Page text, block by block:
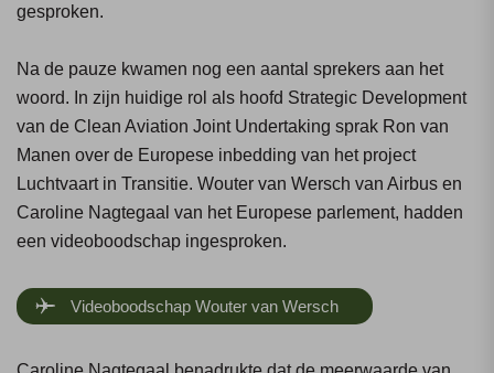
gesproken.
Na de pauze kwamen nog een aantal sprekers aan het
woord. In zijn huidige rol als hoofd Strategic Development
van de Clean Aviation Joint Undertaking sprak Ron van
Manen over de Europese inbedding van het project
Luchtvaart in Transitie. Wouter van Wersch van Airbus en
Caroline Nagtegaal van het Europese parlement, hadden
een videoboodschap ingesproken.
Videoboodschap Wouter van Wersch